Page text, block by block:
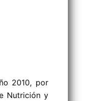
2010, por
Nutrición y